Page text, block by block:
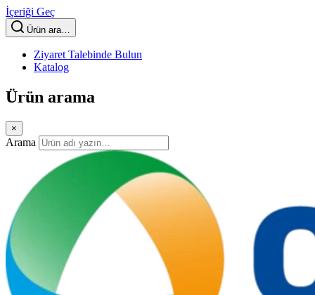
İçeriği Geç
Ürün ara…
Ziyaret Talebinde Bulun
Katalog
Ürün arama
×
Arama